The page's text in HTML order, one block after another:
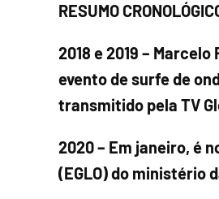
RESUMO
2018 e 2019 – Marcelo
evento de surfe de
transmitido pela TV
2020 – Em janeiro, é
(EGLO) do ministério